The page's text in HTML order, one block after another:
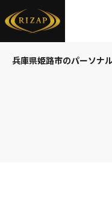
兵庫県姫路市のパーソナ